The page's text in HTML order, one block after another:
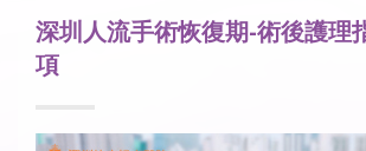
深圳人流手術恢復期-術後護理
項